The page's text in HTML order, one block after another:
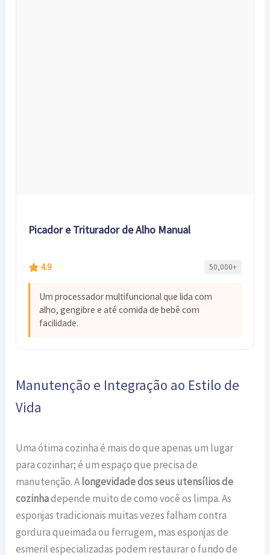
Picador e Triturador de Alho Manual
4.9 50,000+
Um processador multifuncional que lida com
alho, gengibre e até comida de bebê com
facilidade.
Manutenção e Integração ao Estilo de
Vida
Uma ótima cozinha é mais do que apenas um lugar
para cozinhar; é um espaço que precisa de
manutenção. Alongevidade dos seus utensílios de
cozinhadepende muito de como você os limpa. As
esponjas tradicionais muitas vezes falham contra
gordura queimada ou ferrugem, mas esponjas de
esmeril especializadas podem restaurar o fundo de